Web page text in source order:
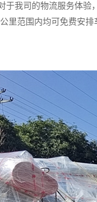
我司的物流服务体验
里范围内均可免费安